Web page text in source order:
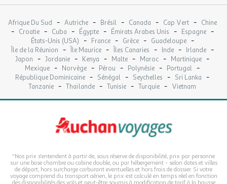
Afrique Du Sud - Autriche - Brésil - Canada - Cap Vert - Chine
- Croatie - Cuba - Égypte - Émirats Arabes Unis - Espagne -
États-Unis (USA) - France - Grèce - Guadeloupe -
Île de la Réunion - Île Maurice - Îles Canaries - Inde - Irlande -
Japon - Jordanie - Kenya - Malte - Maroc - Martinique -
Mexique - Norvège - Pérou - Polynésie - Portugal -
République Dominicaine - Sénégal - Seychelles - Sri Lanka -
Tanzanie - Thaïlande - Tunisie - Turquie - Vietnam
*Nos prix s'entendent à partir de, sous réserve de disponibilité, prix par personne
sur une base chambre ou cabine double, ou par hébergement - selon dates et villes
de départ, hors surcharge carburant eventuelles et hors frais de dossier. Si votre
voyage comprend du transport aérien, le prix est calculé en temps réel en fonction
des disponibilités des vols et peut-être soumis à modification de tarif à la hausse